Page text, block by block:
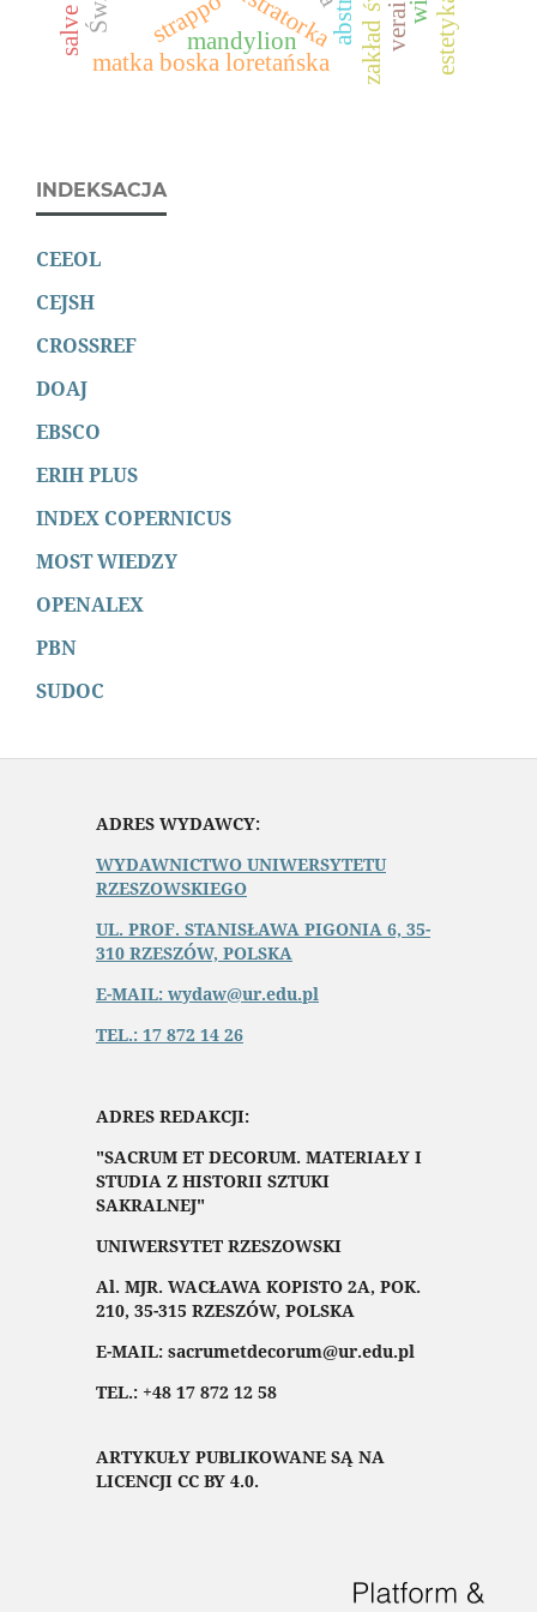
matka boska loretańska
mandylion
strappo
INDEKSACJA
CEEOL
CEJSH
CROSSREF
DOAJ
EBSCO
ERIH PLUS
INDEX COPERNICUS
MOST WIEDZY
OPENALEX
PBN
SUDOC
ADRES WYDAWCY:
WYDAWNICTWO UNIWERSYTETU
RZESZOWSKIEGO
UL. PROF. STANISŁAWA PIGONIA 6, 35-
310 RZESZÓW, POLSKA
E-MAIL: wydaw@ur.edu.pl
TEL.: 17 872 14 26
ADRES REDAKCJI:
"SACRUM ET DECORUM. MATERIAŁY I
STUDIA Z HISTORII SZTUKI
SAKRALNEJ"
UNIWERSYTET RZESZOWSKI
Al. MJR. WACŁAWA KOPISTO 2A, POK.
210, 35-315 RZESZÓW, POLSKA
E-MAIL: sacrumetdecorum@ur.edu.pl
TEL.: +48 17 872 12 58
ARTYKUŁY PUBLIKOWANE SĄ NA
LICENCJI CC BY 4.0.